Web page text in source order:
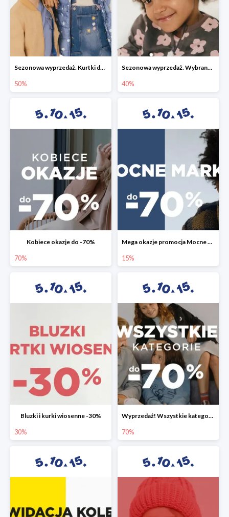
Sezonowa wyprzedaż. Kurtki do -50%
50%
Sezonowa wyprzedaż. Wybrane modele do -40%
40%
Kobiece okazje do -70%
70%
Mega okazje promocja Mocne marki do -70%
15%
Bluzki i kurki wiosenne -30%
30%
Wyprzedaż! Wszystkie kategorie do -70%
70%